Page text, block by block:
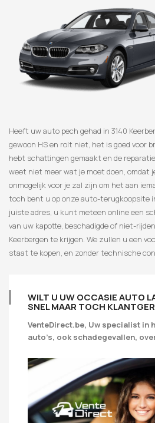
Heeft uw auto pech gehad in 3140
gewoon HS en rolt niet, het is goed voor
hebt schattingen gemaakt en de
weet niet meer wat je moet doen, omdat
onmogelijk voor je zal zijn om het aan
toch bent u op onze auto-terugkoopsite
juiste adres, u kunt meteen online een
van uw kapotte, beschadigde of niet-
Keerbergen te krijgen. We zullen u een
staat te kopen, en zonder technische
WILT U UW OCCASIE AUTO
SNEL MAAR TOCH
VenteDirect.be, Uw specialist in
auto’s, ook schadegevallen,